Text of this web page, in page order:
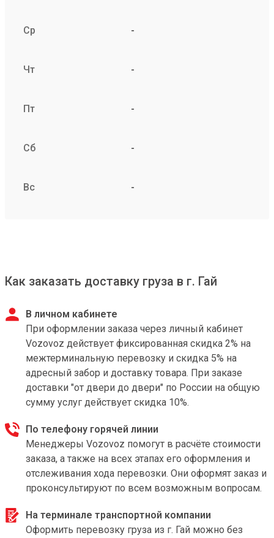
Ср -
Чт -
Пт -
Сб -
Вс -
Как заказать доставку груза в г. Гай
В личном кабинете
При оформлении заказа через личный кабинет
Vozovoz действует фиксированная скидка 2% на
межтерминальную перевозку и скидка 5% на
адресный забор и доставку товара. При заказе
доставки "от двери до двери" по России на общую
сумму услуг действует скидка 10%.
По телефону горячей линии
Менеджеры Vozovoz помогут в расчёте стоимости
заказа, а также на всех этапах его оформления и
отслеживания хода перевозки. Они оформят заказ и
проконсультируют по всем возможным вопросам.
На терминале транспортной компании
Оформить перевозку груза из г. Гай можно без